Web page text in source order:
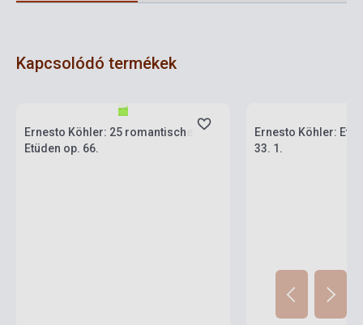
Kapcsolódó termékek
Ernesto Köhler: 25 romantische
Etüden op. 66.
Ernesto Köhler:
33. 1.